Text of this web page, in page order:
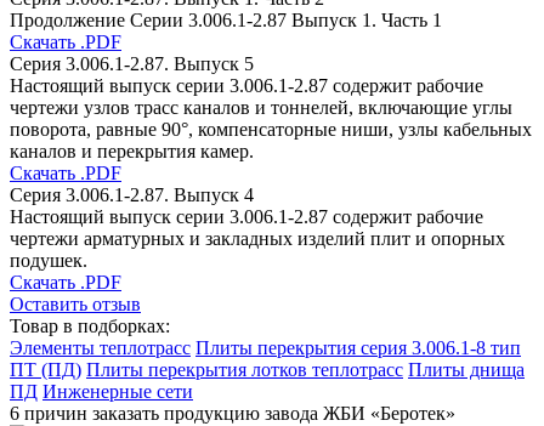
Продолжение Серии 3.006.1-2.87 Выпуск 1. Часть 1
Скачать .PDF
Серия 3.006.1-2.87. Выпуск 5
Настоящий выпуск серии 3.006.1-2.87 содержит рабочие
чертежи узлов трасс каналов и тоннелей, включающие углы
поворота, равные 90°, компенсаторные ниши, узлы кабельных
каналов и перекрытия камер.
Скачать .PDF
Серия 3.006.1-2.87. Выпуск 4
Настоящий выпуск серии 3.006.1-2.87 содержит рабочие
чертежи арматурных и закладных изделий плит и опорных
подушек.
Скачать .PDF
Оставить отзыв
Товар в подборках:
Элементы теплотрасс Плиты перекрытия серия 3.006.1-8 тип
ПТ (ПД) Плиты перекрытия лотков теплотрасс Плиты днища
ПД Инженерные сети
6 причин заказать продукцию завода ЖБИ «Беротек»